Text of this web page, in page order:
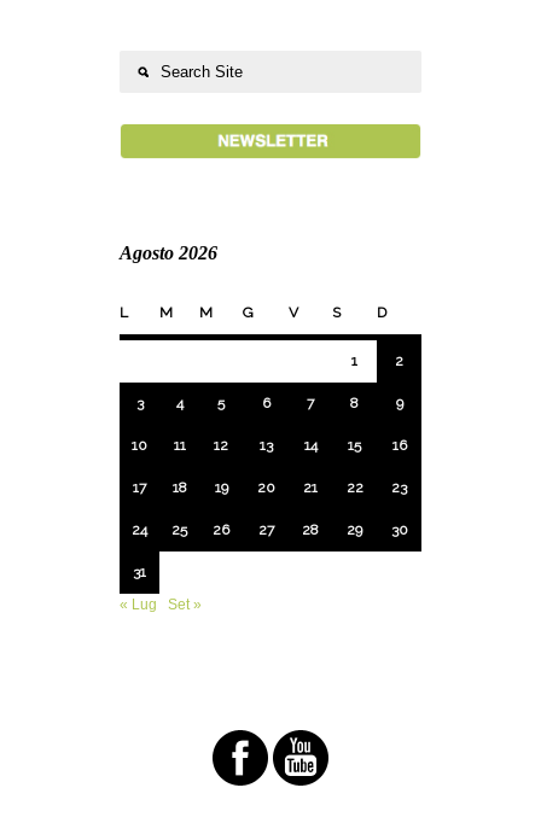
Agosto 2026
L M M G V S D
1 2
3 4 5 6 7 8 9
10 11 12 13 14 15 16
17 18 19 20 21 22 23
24 25 26 27 28 29 30
31
« Lug
Set »